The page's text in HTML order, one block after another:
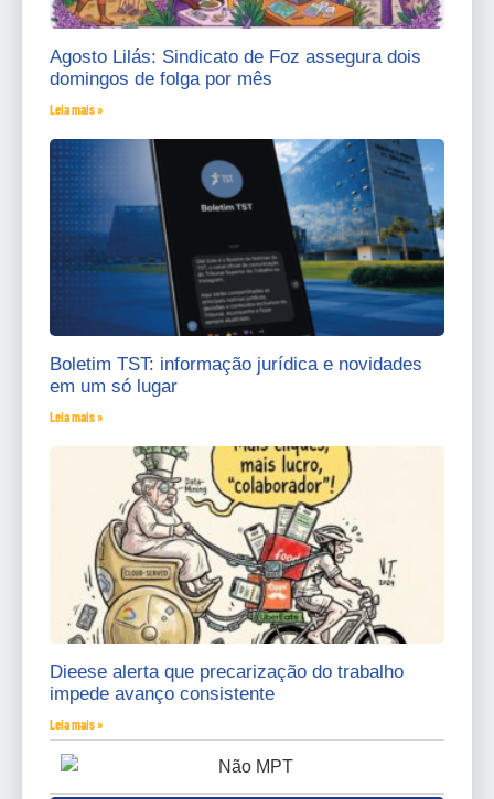
Agosto Lilás: Sindicato de Foz assegura dois
domingos de folga por mês
Leia mais »
Boletim TST: informação jurídica e novidades
em um só lugar
Leia mais »
Dieese alerta que precarização do trabalho
impede avanço consistente
Leia mais »